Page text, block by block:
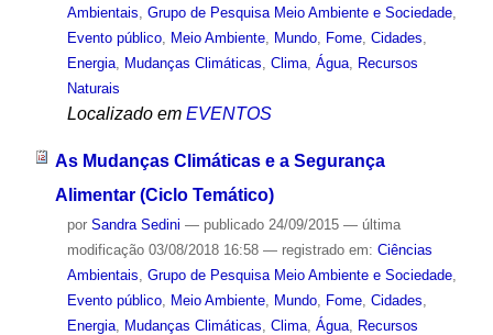
Ambientais, Grupo de Pesquisa Meio Ambiente e Sociedade,
Evento público, Meio Ambiente, Mundo, Fome, Cidades,
Energia, Mudanças Climáticas, Clima, Água, Recursos
Naturais
Localizado em EVENTOS
As Mudanças Climáticas e a Segurança
Alimentar (Ciclo Temático)
por Sandra Sedini — publicado24/09/2015 — última
modificação03/08/2018 16:58 — registrado em: Ciências
Ambientais Grupo de Pesquisa Meio Ambiente e Sociedade,
Evento público, Meio Ambiente, Mundo, Fome, Cidades
Energia, Mudanças Climáticas Clima, Água,
Recursos